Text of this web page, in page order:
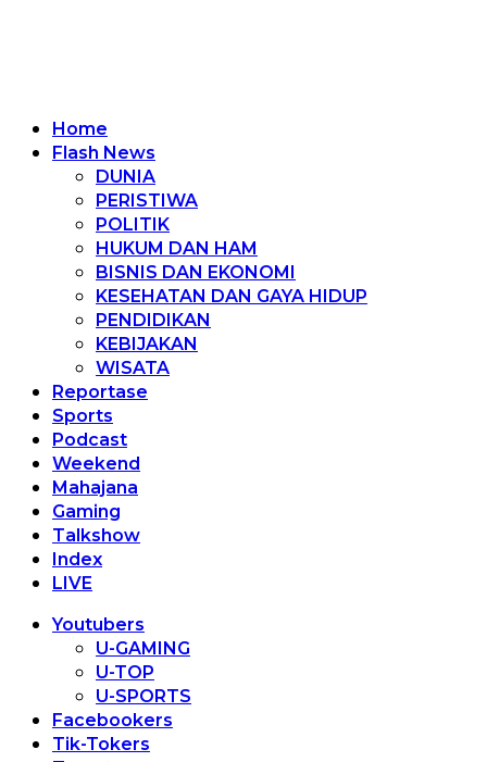
Home
Flash News
DUNIA
PERISTIWA
POLITIK
HUKUM DAN HAM
BISNIS DAN EKONOMI
KESEHATAN DAN GAYA HIDUP
PENDIDIKAN
KEBIJAKAN
WISATA
Reportase
Sports
Podcast
Weekend
Mahajana
Gaming
Talkshow
Index
LIVE
Youtubers
U-GAMING
U-TOP
U-SPORTS
Facebookers
Tik-Tokers